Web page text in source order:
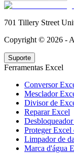
701 Tillery Street
Copyright © 2026 -
Suporte
Ferramentas Excel
Conversor
Mesclador
Divisor de
Reparar Excel
Proteger Excel
Limpador de
Marca d'água